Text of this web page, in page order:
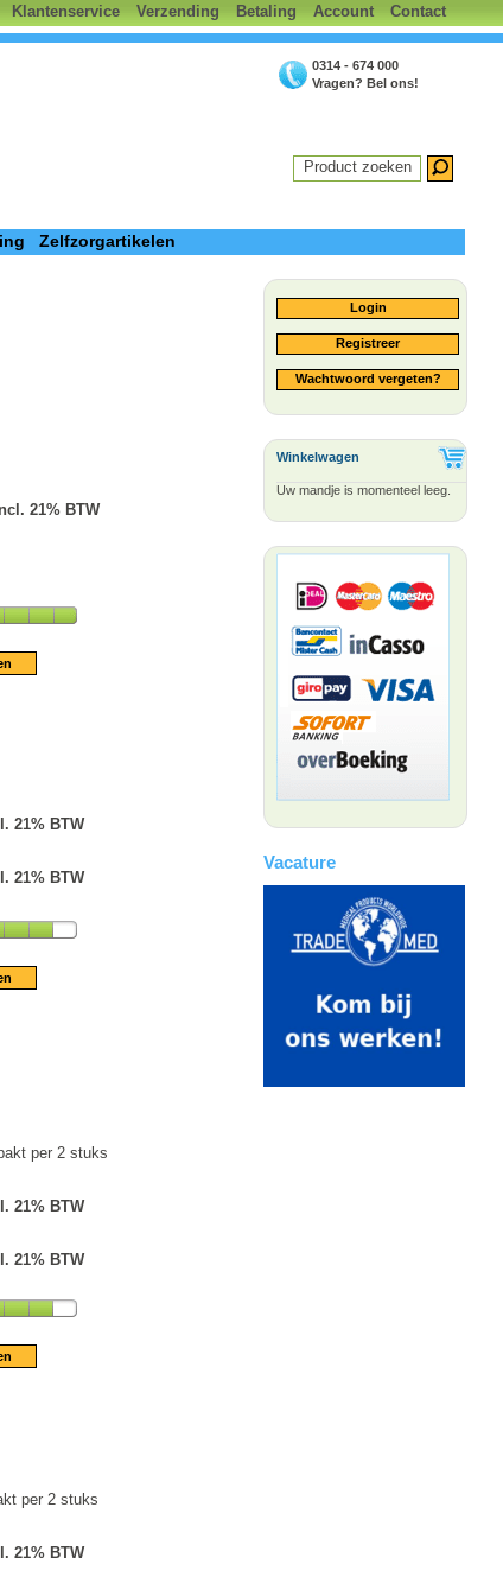
Klantenservice Verzending Betaling Account Contact
0314 - 674 000
Vragen? Bel ons!
Product zoeken
Zelfzorgartikelen
Login
Registreer
Wachtwoord vergeten?
Winkelwagen
Uw mandje is momenteel leeg.
Vacature
21% BTW
21% BTW
21% BTW
per 2 stuks
21% BTW
21% BTW
per 2 stuks
21% BTW